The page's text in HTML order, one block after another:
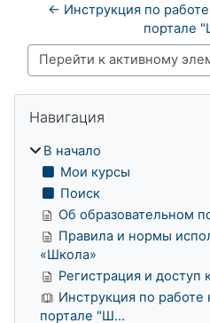
← Инструкция по
портале
Перейти к активному
Блоки
Навигация
В начало
Мои курсы
Поиск
Об образовательном
Правила и нормы
«Школа»
Регистрация и доступ
Инструкция по работе
портале "Ш...